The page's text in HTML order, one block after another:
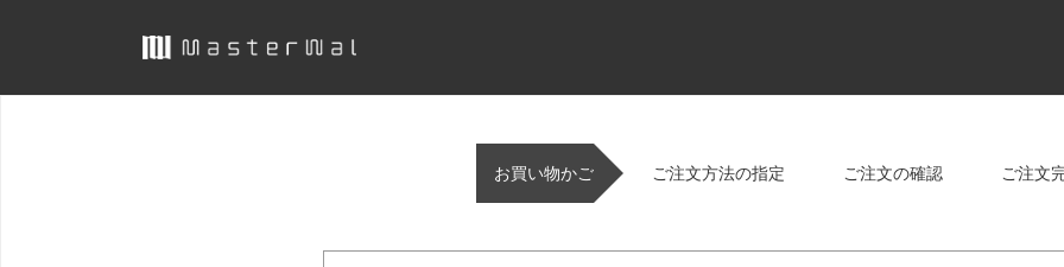
お買い物かご ご注文方法の指定 ご注文の確認 ご注文